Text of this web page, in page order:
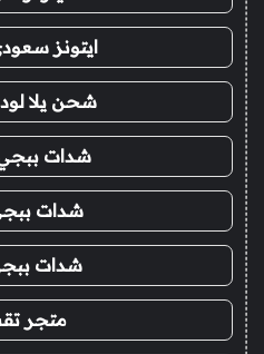
ايتونز
شحن يلا
شدات
شدات
شدات
متجر